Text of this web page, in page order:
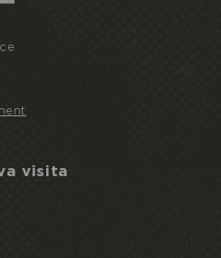
visita